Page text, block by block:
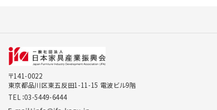
〒141-0022
東京都品川区東五反田1-11-15 電波ビル9階
TEL：03-5449-6444